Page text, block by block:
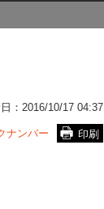
： 2016/10/17 04:37
印刷
ナンバー